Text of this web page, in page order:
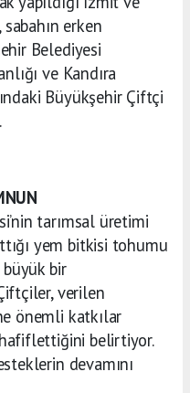
erken
Belediyesi
ve Kandıra
Büyükşehir Çiftçi
tarımsal üretimi
yem bitkisi tohumu
bir
verilen
önemli katkılar
belirtiyor.
devamını